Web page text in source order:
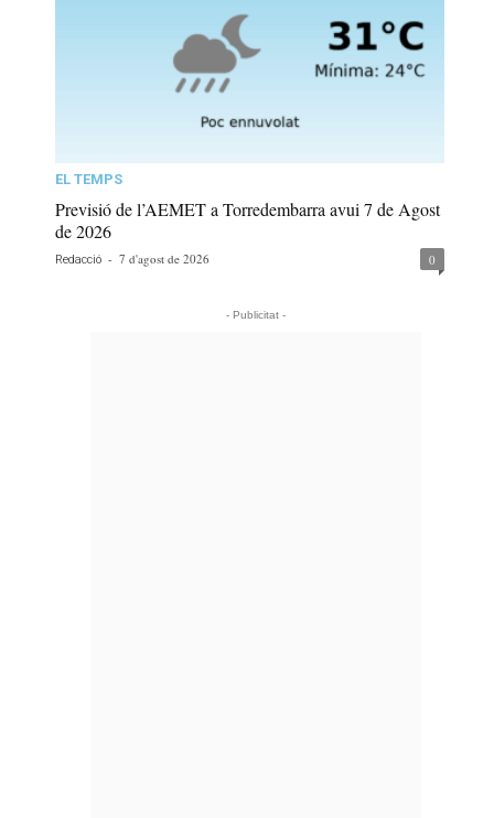
EL TEMPS
Previsió de l’AEMET a Torredembarra avui 7 de Agost
de 2026
Redacció - 7 d'agost de 2026 0
- Publicitat -